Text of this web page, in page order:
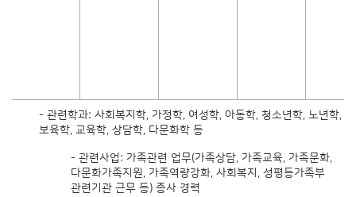
- 관련학과: 사회복지학, 가정학, 여성학, 아동학, 청소년학, 노년학,
보육학, 교육학, 상담학, 다문화학 등
- 관련사업: 가족관련 업무(가족상담, 가족교육, 가족문화,
다문화가족지원, 가족역량강화, 사회복지, 성평등가족부
관련기관 근무 등) 종사 경력